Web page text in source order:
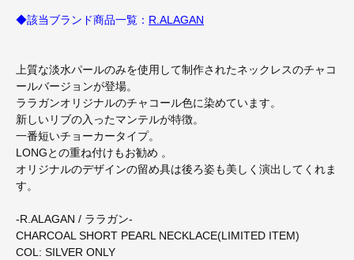
◆該当ブランド商品一覧： R.ALAGAN
上質な淡水パールのみを使用して制作されたネックレスのチャコ
ールバージョンが登場。
ララガンオリジナルのチャコール色に染めています。
新しいリブの入ったマンテルが特徴。
一番短いチョーカータイプ。
LONGとの重ね付けもお勧め 。
オリジナルのデザインの留め具は後ろ姿も美しく演出してくれま
す。
-R.ALAGAN / ララガン-
CHARCOAL SHORT PEARL NECKLACE(LIMITED ITEM)
COL: SILVER ONLY